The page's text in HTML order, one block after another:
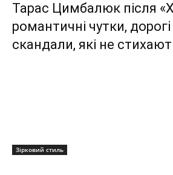
Тарас Цимбалюк після
романтичні чутки,
скандали, які не
Зірковий стиль